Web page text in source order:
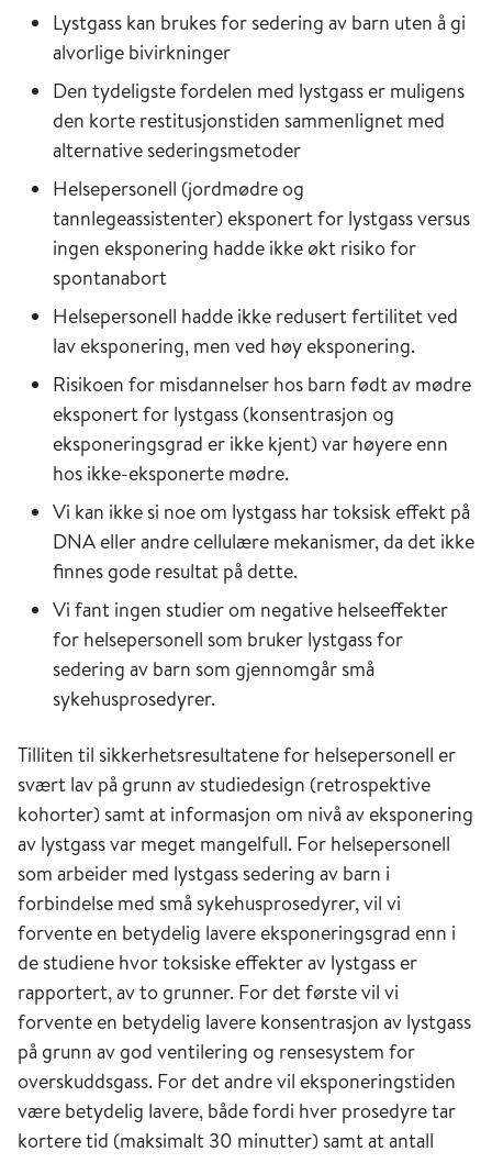
Lystgass kan brukes for sedering av barn uten å gi
alvorlige bivirkninger
Den tydeligste fordelen med lystgass er muligens
den korte restitusjonstiden sammenlignet med
alternative sederingsmetoder
Helsepersonell (jordmødre og
tannlegeassistenter) eksponert for lystgass versus
ingen eksponering hadde ikke økt risiko for
spontanabort
Helsepersonell hadde ikke redusert fertilitet ved
lav eksponering, men ved høy eksponering.
Risikoen for misdannelser hos barn født av mødre
eksponert for lystgass (konsentrasjon og
eksponeringsgrad er ikke kjent) var høyere enn
hos ikke-eksponerte mødre.
Vi kan ikke si noe om lystgass har toksisk effekt på
DNA eller andre cellulære mekanismer, da det ikke
finnes gode resultat på dette.
Vi fant ingen studier om negative helseeffekter
for helsepersonell som bruker lystgass for
sedering av barn som gjennomgår små
sykehusprosedyrer.
Tilliten til sikkerhetsresultatene for helsepersonell er
svært lav på grunn av studiedesign (retrospektive
kohorter) samt at informasjon om nivå av eksponering
av lystgass var meget mangelfull. For helsepersonell
som arbeider med lystgass sedering av barn i
forbindelse med små sykehusprosedyrer, vil vi
forvente en betydelig lavere eksponeringsgrad enn i
de studiene hvor toksiske effekter av lystgass er
rapportert, av to grunner. For det første vil vi
forvente en betydelig lavere konsentrasjon av lystgass
på grunn av god ventilering og rensesystem for
overskuddsgass. For det andre vil eksponeringstiden
være betydelig lavere, både fordi hver prosedyre tar
kortere tid (maksimalt 30 minutter) samt at antall